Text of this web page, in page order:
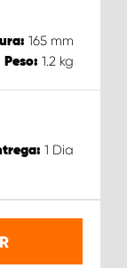
165 mm
Peso: 1.2 kg
1 Dia